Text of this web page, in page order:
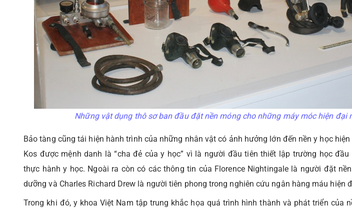
Những vật dụng thô sơ ban đầu đặt nền móng cho những máy móc hiện đại
Bảo tàng cũng tái hiện hành trình của những nhân vật có ảnh hưởng lớn đến nền y học
Kos được mệnh danh là “cha đẻ của y học” vì là người đầu tiên thiết lập trường học
thực hành y học. Ngoài ra còn có các thông tin của Florence Nightingale là người đặt
dưỡng và Charles Richard Drew là người tiên phong trong nghiên cứu ngân hàng máu hiện
Trong khi đó, y khoa Việt Nam tập trung khắc họa quá trình hình thành và phát triển của